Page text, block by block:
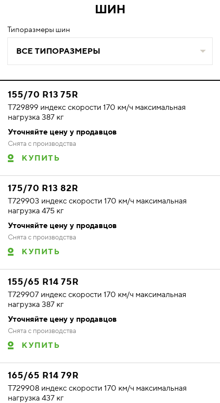
ШИН
Типоразмеры шин
ВСЕ ТИПОРАЗМЕРЫ
155/70 R13 75R
T729899 индекс скорости 170 км/ч максимальная
нагрузка 387 кг
Уточняйте цену у продавцов
Снята с производства
КУПИТЬ
175/70 R13 82R
T729903 индекс скорости 170 км/ч максимальная
нагрузка 475 кг
Уточняйте цену у продавцов
Снята с производства
КУПИТЬ
155/65 R14 75R
T729907 индекс скорости 170 км/ч максимальная
нагрузка 387 кг
Уточняйте цену у продавцов
Снята с производства
КУПИТЬ
165/65 R14 79R
T729908 индекс скорости 170 км/ч максимальная
нагрузка 437 кг